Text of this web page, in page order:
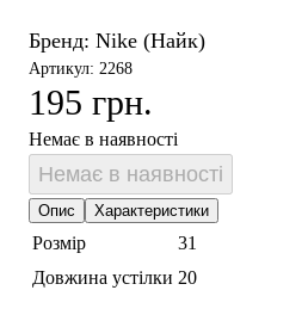
Бренд: Nike (Найк)
Артикул: 2268
195 грн.
Немає в наявності
Немає в наявності
Опис Характеристики
Розмір
31
Довжина устілки 20